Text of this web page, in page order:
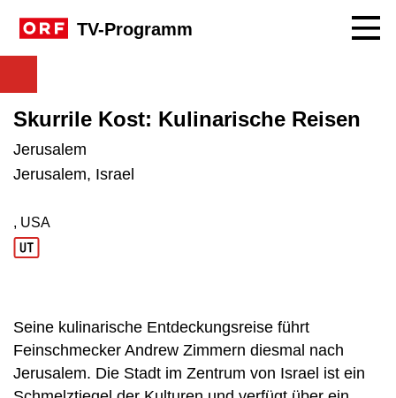
TV-Programm
Skurrile Kost: Kulinarische Reisen
Jerusalem
Jerusalem, Israel
Produktionsland: USA
, USA
Seine kulinarische Entdeckungsreise führt
Feinschmecker Andrew Zimmern diesmal nach
Jerusalem. Die Stadt im Zentrum von Israel ist ein